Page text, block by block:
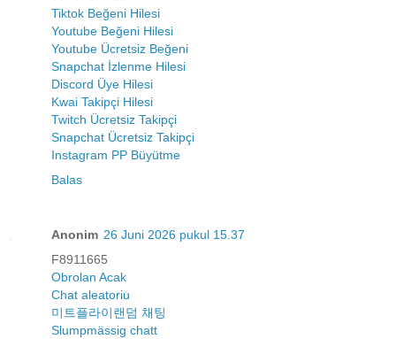
Tiktok Beğeni Hilesi
Youtube Beğeni Hilesi
Youtube Ücretsiz Beğeni
Snapchat İzlenme Hilesi
Discord Üye Hilesi
Kwai Takipçi Hilesi
Twitch Ücretsiz Takipçi
Snapchat Ücretsiz Takipçi
Instagram PP Büyütme
Balas
Anonim 26 Juni 2026 pukul 15.37
F8911665
Obrolan Acak
Chat aleatoriu
미트플라이랜덤 채팅
Slumpmässig chatt